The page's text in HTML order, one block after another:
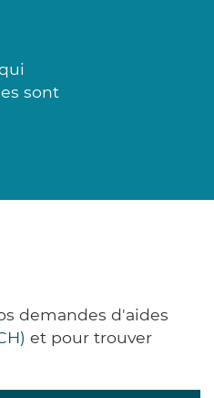
sont
demandes d'aides
et pour trouver